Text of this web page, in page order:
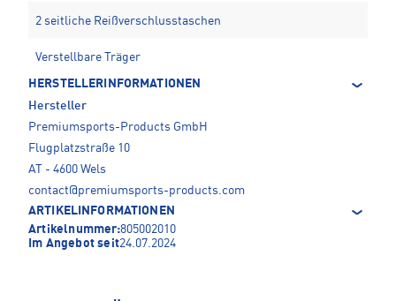
2 seitliche Reißverschlusstaschen
Verstellbare Träger
HERSTELLERINFORMATIONEN
Hersteller
Premiumsports-Products GmbH
Flugplatzstraße 10
AT - 4600 Wels
contact@premiumsports-products.com
ARTIKELINFORMATIONEN
Artikelnummer:805002010
Im Angebot seit24.07.2024